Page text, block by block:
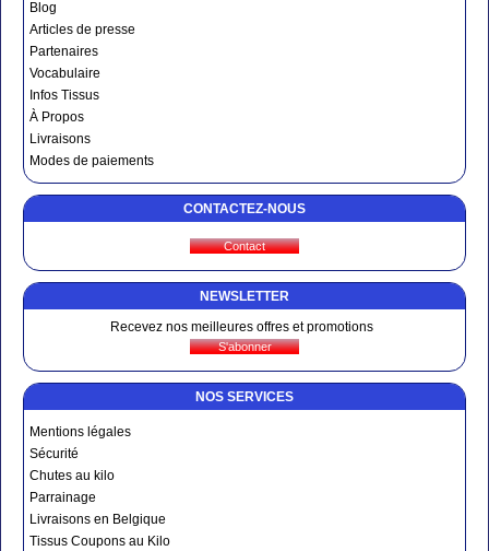
Blog
Articles de presse
Partenaires
Vocabulaire
Infos Tissus
À Propos
Livraisons
Modes de paiements
CONTACTEZ-NOUS
NEWSLETTER
Recevez nos meilleures offres et promotions
NOS SERVICES
Mentions légales
Sécurité
Chutes au kilo
Parrainage
Livraisons en Belgique
Tissus Coupons au Kilo